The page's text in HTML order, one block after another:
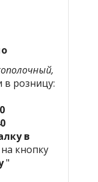
розницу:
в
кнопку
"